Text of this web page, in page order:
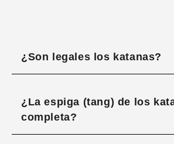
¿Son legales los katanas?
¿La espiga (tang) de los
completa?